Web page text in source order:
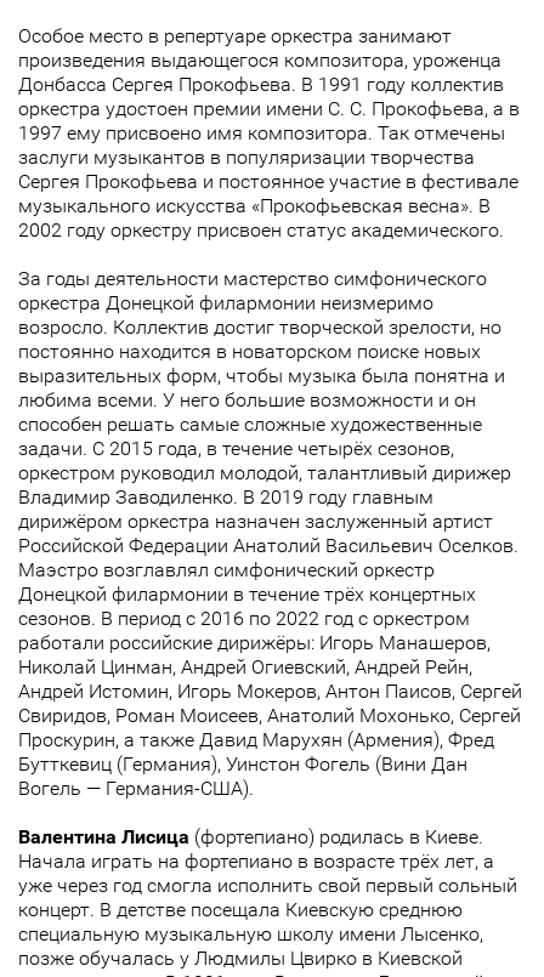
Особое место в репертуаре оркестра занимают
произведения выдающегося композитора, уроженца
Донбасса Сергея Прокофьева. В 1991 году коллектив
оркестра удостоен премии имени С. С. Прокофьева, а в
1997 ему присвоено имя композитора. Так отмечены
заслуги музыкантов в популяризации творчества
Сергея Прокофьева и постоянное участие в фестивале
музыкального искусства «Прокофьевская весна». В
2002 году оркестру присвоен статус академического.
За годы деятельности мастерство симфонического
оркестра Донецкой филармонии неизмеримо
возросло. Коллектив достиг творческой зрелости, но
постоянно находится в новаторском поиске новых
выразительных форм, чтобы музыка была понятна и
любима всеми. У него большие возможности и он
способен решать самые сложные художественные
задачи. С 2015 года, в течение четырёх сезонов,
оркестром руководил молодой, талантливый дирижер
Владимир Заводиленко. В 2019 году главным
дирижёром оркестра назначен заслуженный артист
Российской Федерации Анатолий Васильевич Оселков.
Маэстро возглавлял симфонический оркестр
Донецкой филармонии в течение трёх концертных
сезонов. В период с 2016 по 2022 год с оркестром
работали российские дирижёры: Игорь Манашеров,
Николай Цинман, Андрей Огиевский, Андрей Рейн,
Андрей Истомин, Игорь Мокеров, Антон Паисов, Сергей
Свиридов, Роман Моисеев, Анатолий Мохонько, Сергей
Проскурин, а также Давид Марухян (Армения), Фред
Бутткевиц (Германия), Уинстон Фогель (Вини Дан
Вогель — Германия-США).
Валентина Лисица (фортепиано) родилась в Киеве.
Начала играть на фортепиано в возрасте трёх лет, а
уже через год смогла исполнить свой первый сольный
концерт. В детстве посещала Киевскую среднюю
специальную музыкальную школу имени Лысенко,
позже обучалась у Людмилы Цвирко в Киевской